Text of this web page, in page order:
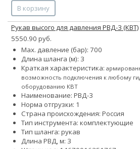
В корзину
Рукав высого для давления РВД-3 (КВТ)
5550.90 руб.
Max. давление (бар): 700
Длина шланга (м): 3
Краткая характеристика:
возможность подключения к любому
оборудованию КВТ
Наименование: РВД-3
Норма отгрузки: 1
Страна происхождения: Россия
Тип инструмента: комплектующие
Тип шланга: рукав
Длина РВД, м: 3